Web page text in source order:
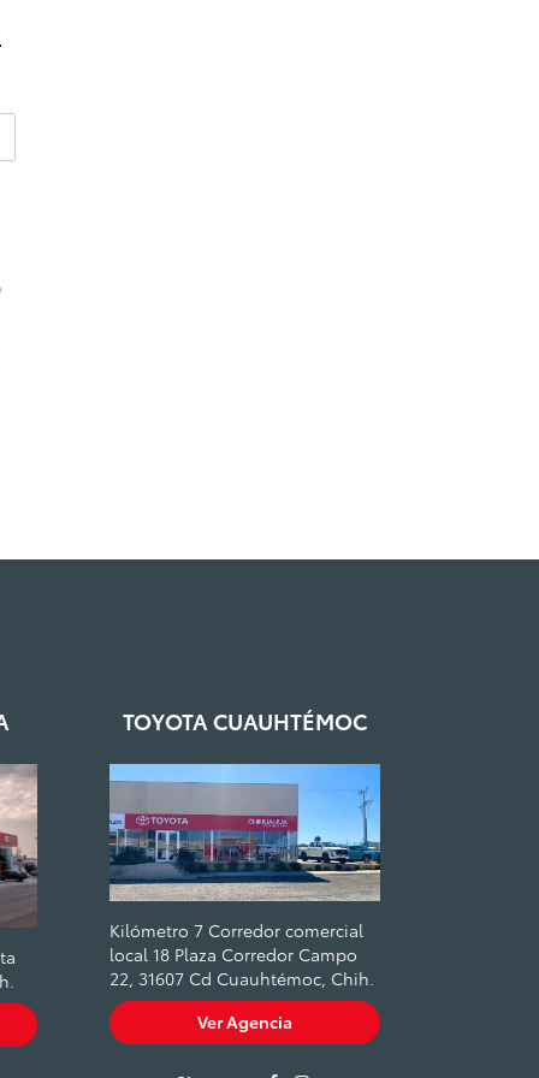
TOYOTA CUAUHTÉMOC
Kilómetro 7 Corredor comercial
local 18 Plaza Corredor Campo
22, 31607 Cd Cuauhtémoc, Chih.
Ver Agencia